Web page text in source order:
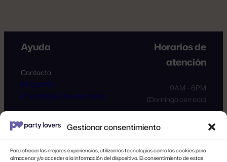
Gestionar consentimiento
Para ofrecer las mejores experiencias, utilizamos tecnologías como las cookies para
almacenar y/o acceder a la información del dispositivo. El consentimiento de estas
Ayuda
Contacto
Mi Cuenta
Privacidad y Devoluciones
Horarios de
atención
9AM – 6PM
(Domingo cerrado)